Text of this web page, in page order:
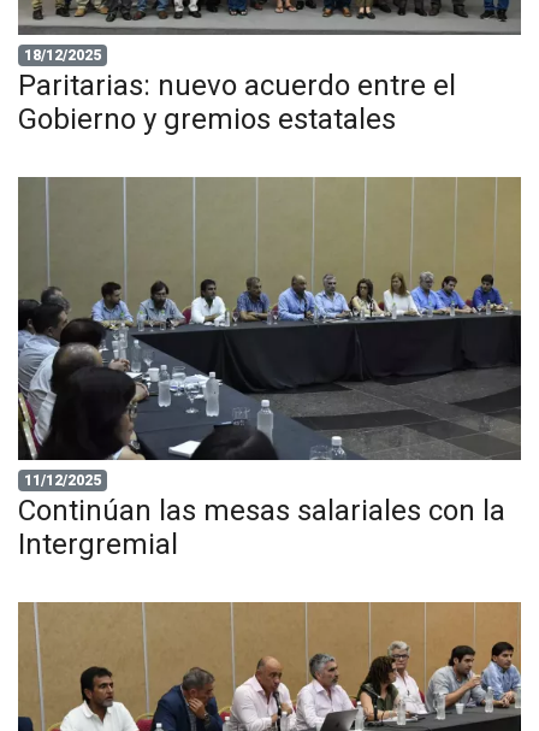
18/12/2025
Paritarias: nuevo acuerdo entre el
Gobierno y gremios estatales
11/12/2025
Continúan las mesas salariales con la
Intergremial